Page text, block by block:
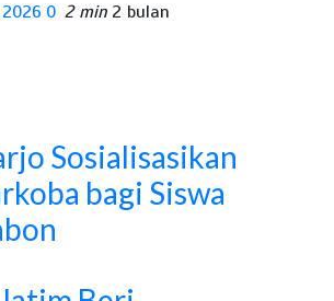
0 2 min 2 bulan
Sosialisasikan
bagi Siswa